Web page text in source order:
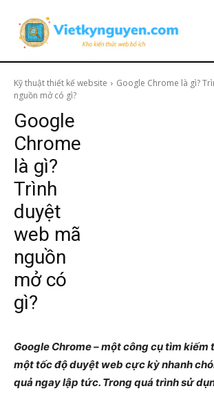
Kỹ thuật thiết kế website
Google Chrome là gì?
nguồn mở có gì?
Google
Chrome
là gì?
Trình
duyệt
web mã
nguồn
mở có
gì?
Google Chrome – một công cụ tìm kiếm
một tốc độ duyệt web cực kỳ nhanh
quả ngay lập tức. Trong quá trình sử